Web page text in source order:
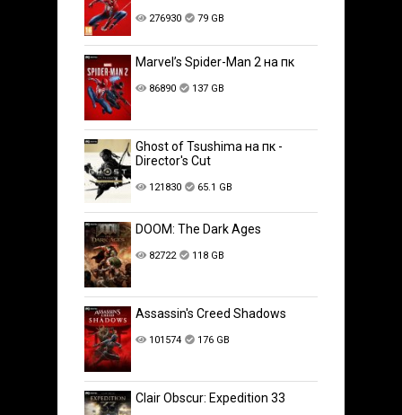
276930 79 GB
Marvel’s Spider-Man 2 на пк
86890 137 GB
Ghost of Tsushima на пк -
Director's Cut
121830 65.1 GB
DOOM: The Dark Ages
82722 118 GB
Assassin's Creed Shadows
101574 176 GB
Clair Obscur: Expedition 33